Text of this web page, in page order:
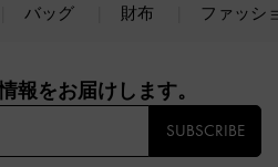
バッグ 財布 ファッシ
報をお届けします。​
SUBSCRIBE